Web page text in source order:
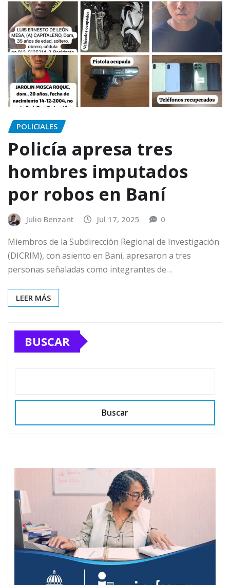
POLICIALES
Policía apresa tres
hombres imputados
por robos en Baní
Julio Benzant Jul 17, 2025 0
Miembros de la Subdirección Regional de Investigación
(DICRIM), con asiento en Baní, apresaron a tres
personas señaladas como integrantes de…
LEER MÁS
BUSCAR
Buscar